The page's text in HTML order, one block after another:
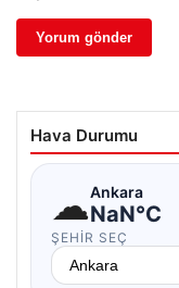
Hava Durumu
☁Ankara
NaN°C
ŞEHIR SEÇ